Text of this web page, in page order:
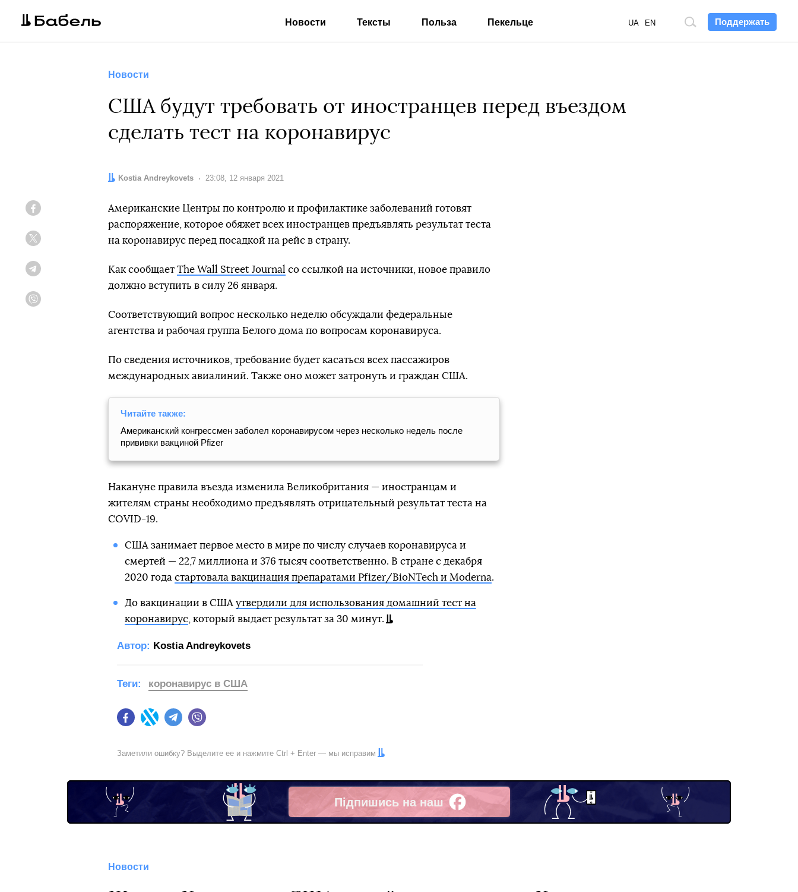
Поддержать
Поиск
UA EN
Новости Тексты Польза Пекельце
Новости
США будут требовать от иностранцев перед въездом
сделать тест на коронавирус
Автор:
Kostia Andreykovets Дата:
23:08, 12 января 2021
Американские Центры по контролю и профилактике заболеваний готовят
распоряжение, которое обяжет всех иностранцев предъявлять результат теста
на коронавирус перед посадкой на рейс в страну.
Как сообщает The Wall Street Journal со ссылкой на источники, новое правило
должно вступить в силу 26 января.
Соответствующий вопрос несколько неделю обсуждали федеральные
агентства и рабочая группа Белого дома по вопросам коронавируса.
По сведения источников, требование будет касаться всех пассажиров
международных авиалиний. Также оно может затронуть и граждан США.
Читайте также:
Американский конгрессмен заболел коронавирусом через несколько недель после
прививки вакциной Pfizer
Накануне правила въезда изменила Великобритания — иностранцам и
жителям страны необходимо предъявлять отрицательный результат теста на
COVID-19.
США занимает первое место в мире по числу случаев коронавируса и
смертей — 22,7 миллиона и 376 тысяч соответственно. В стране с декабря
2020 года стартовала вакцинация препаратами Pfizer/BioNTech и Moderna.
До вакцинации в США утвердили для использования домашний тест на
коронавирус, который выдает результат за 30 минут.
Автор: Kostia Andreykovets
FacebookTwitter Telegram
Теги: коронавирус в США
Заметили ошибку? Выделите ее и нажмите Ctrl + Enter — мы исправим
Підпишись на наш
Facebook
Новости